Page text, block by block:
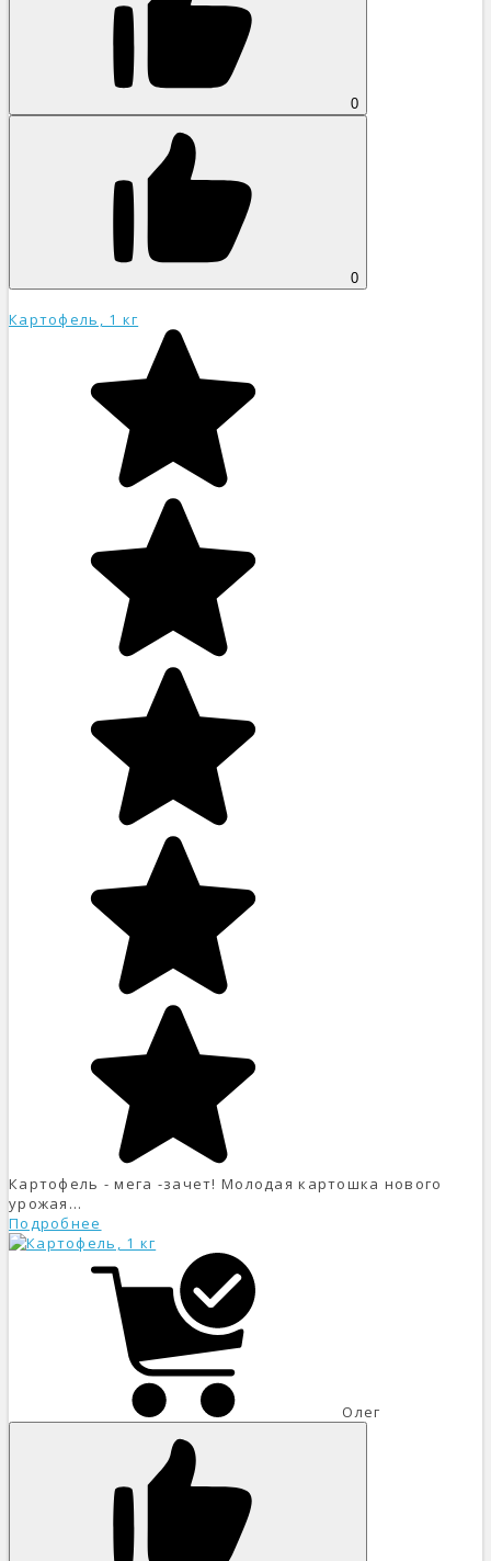
0
0
Картофель, 1 кг
Картофель - мега -зачет! Молодая картошка нового
урожая...
Подробнее
Олег